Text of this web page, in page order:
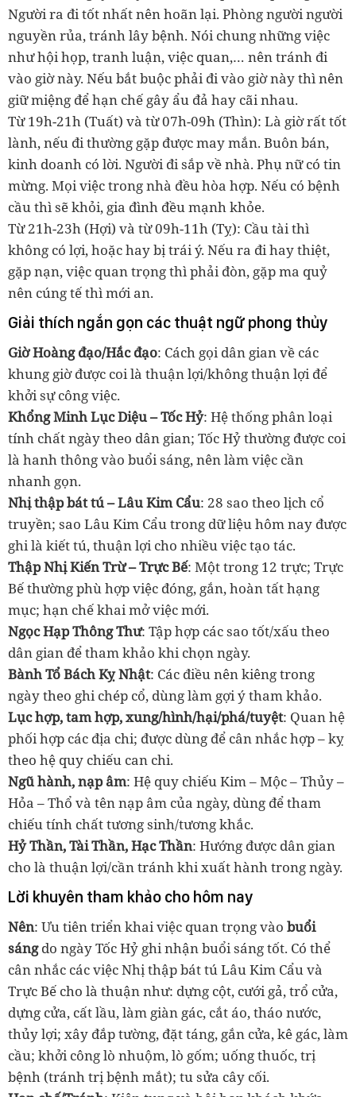
Người ra đi tốt nhất nên hoãn lại. Phòng người người
nguyền rủa, tránh lây bệnh. Nói chung những việc
như hội họp, tranh luận, việc quan,… nên tránh đi
vào giờ này. Nếu bắt buộc phải đi vào giờ này thì nên
giữ miệng để hạn chế gây ẩu đả hay cãi nhau.
Từ 19h-21h (Tuất) và từ 07h-09h (Thìn): Là giờ rất tốt
lành, nếu đi thường gặp được may mắn. Buôn bán,
kinh doanh có lời. Người đi sắp về nhà. Phụ nữ có tin
mừng. Mọi việc trong nhà đều hòa hợp. Nếu có bệnh
cầu thì sẽ khỏi, gia đình đều mạnh khỏe.
Từ 21h-23h (Hợi) và từ 09h-11h (Tỵ): Cầu tài thì
không có lợi, hoặc hay bị trái ý. Nếu ra đi hay thiệt,
gặp nạn, việc quan trọng thì phải đòn, gặp ma quỷ
nên cúng tế thì mới an.
Giải thích ngắn gọn các thuật ngữ phong thủy
Giờ Hoàng đạo/Hắc đạo: Cách gọi dân gian về các
khung giờ được coi là thuận lợi/không thuận lợi để
khởi sự công việc.
Khổng Minh Lục Diệu – Tốc Hỷ: Hệ thống phân loại
tính chất ngày theo dân gian; Tốc Hỷ thường được coi
là hanh thông vào buổi sáng, nên làm việc cần
nhanh gọn.
Nhị thập bát tú – Lâu Kim Cẩu: 28 sao theo lịch cổ
truyền; sao Lâu Kim Cẩu trong dữ liệu hôm nay được
ghi là kiết tú, thuận lợi cho nhiều việc tạo tác.
Thập Nhị Kiến Trừ – Trực Bế: Một trong 12 trực; Trực
Bế thường phù hợp việc đóng, gắn, hoàn tất hạng
mục; hạn chế khai mở việc mới.
Ngọc Hạp Thông Thư: Tập hợp các sao tốt/xấu theo
dân gian để tham khảo khi chọn ngày.
Bành Tổ Bách Kỵ Nhật: Các điều nên kiêng trong
ngày theo ghi chép cổ, dùng làm gợi ý tham khảo.
Lục hợp, tam hợp, xung/hình/hại/phá/tuyệt: Quan hệ
phối hợp các địa chi; được dùng để cân nhắc hợp – kỵ
theo hệ quy chiếu can chi.
Ngũ hành, nạp âm: Hệ quy chiếu Kim – Mộc – Thủy –
Hỏa – Thổ và tên nạp âm của ngày, dùng để tham
chiếu tính chất tương sinh/tương khắc.
Hỷ Thần, Tài Thần, Hạc Thần: Hướng được dân gian
cho là thuận lợi/cần tránh khi xuất hành trong ngày.
Lời khuyên tham khảo cho hôm nay
Nên: Ưu tiên triển khai việc quan trọng vào buổi
sáng do ngày Tốc Hỷ ghi nhận buổi sáng tốt. Có thể
cân nhắc các việc Nhị thập bát tú Lâu Kim Cẩu và
Trực Bế cho là thuận như: dựng cột, cưới gả, trổ cửa,
dựng cửa, cất lầu, làm giàn gác, cắt áo, tháo nước,
thủy lợi; xây đắp tường, đặt táng, gắn cửa, kê gác, làm
cầu; khởi công lò nhuộm, lò gốm; uống thuốc, trị
bệnh (tránh trị bệnh mắt); tu sửa cây cối.